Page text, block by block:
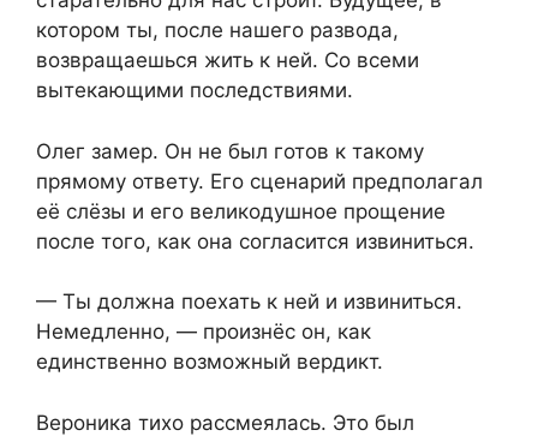
котором ты, после нашего развода,
возвращаешься жить к ней. Со всеми
вытекающими последствиями.
Олег замер. Он не был готов к такому
прямому ответу. Его сценарий предполагал
её слёзы и его великодушное прощение
после того, как она согласится извиниться.
— Ты должна поехать к ней и извиниться.
Немедленно, — произнёс он, как
единственно возможный вердикт.
Вероника тихо рассмеялась. Это был